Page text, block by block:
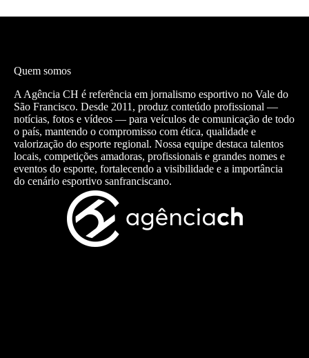
Quem somos
A Agência CH é referência em jornalismo esportivo no Vale do
São Francisco. Desde 2011, produz conteúdo profissional —
notícias, fotos e vídeos — para veículos de comunicação de todo
o país, mantendo o compromisso com ética, qualidade e
valorização do esporte regional. Nossa equipe destaca talentos
locais, competições amadoras, profissionais e grandes nomes e
eventos do esporte, fortalecendo a visibilidade e a importância
do cenário esportivo sanfranciscano.